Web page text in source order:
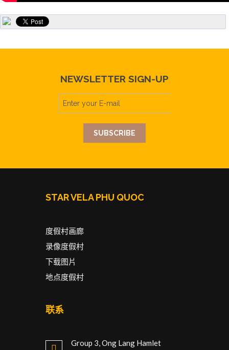
NEWSLETTER SIGN-UP
STAR VELA PHU QUOC
度假村画廊
录像度假村
下载图片
地点度假村
联系
Group 3, Ong Lang Hamlet